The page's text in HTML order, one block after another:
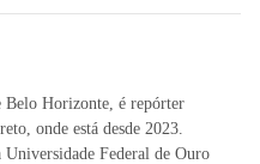
Belo Horizonte, é repórter
onde está desde 2023.
Federal de Ouro